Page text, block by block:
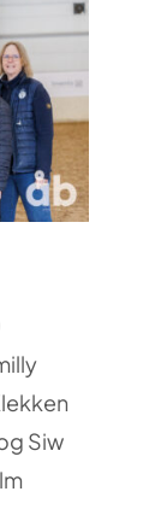
Siw